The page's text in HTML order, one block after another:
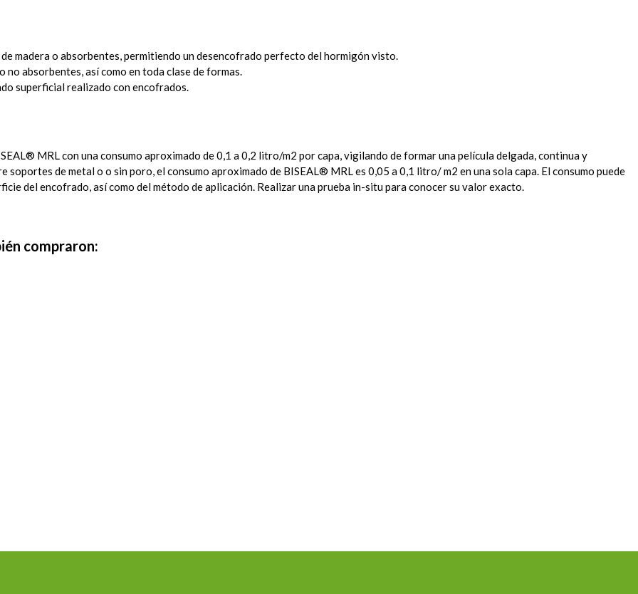
madera o absorbentes, permitiendo un desencofrado perfecto del hormigón visto.
absorbentes, así como en toda clase de formas.
superficial realizado con encofrados.
MRL con una consumo aproximado de 0,1 a 0,2 litro/m2 por capa, vigilando de formar una película delgada, continua y
de metal o o sin poro, el consumo aproximado de BISEAL® MRL es 0,05 a 0,1 litro/ m2 en una sola capa. El consumo puede
del encofrado, así como del método de aplicación. Realizar una prueba in-situ para conocer su valor exacto.
compraron: